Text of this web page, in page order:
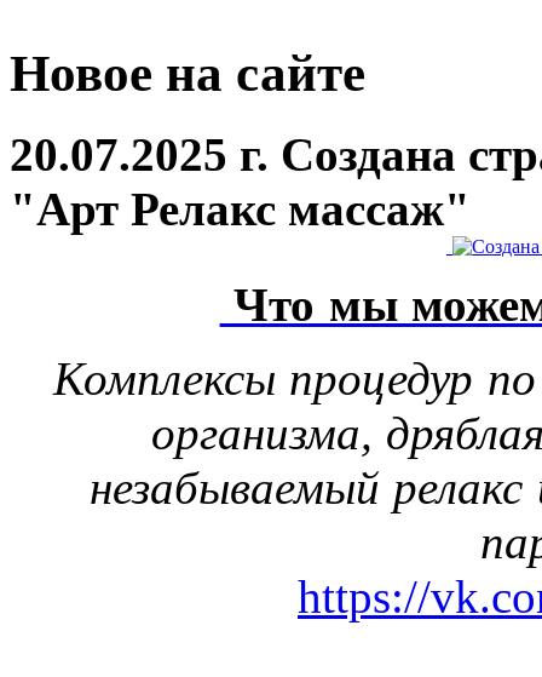
Новое на сайте
20.07.2025 г. Создана
"Арт Релакс массаж"
Что мы
Комплексы процедур
организма,
незабываемый
https://